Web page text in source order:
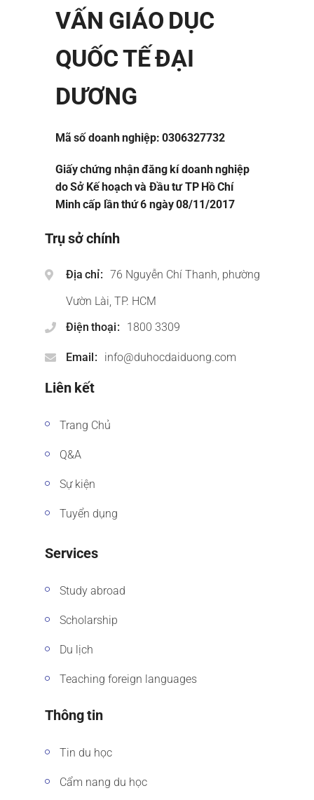
VẤN GIÁO DỤC
QUỐC TẾ ĐẠI
DƯƠNG
Mã số doanh nghiệp: 0306327732
Giấy chứng nhận đăng kí doanh nghiệp
do Sở Kế hoạch và Đầu tư TP Hồ Chí
Minh cấp lần thứ 6 ngày 08/11/2017
Trụ sở chính
Địa chỉ
76 Nguyễn Chí Thanh, phường
Vườn Lài, TP. HCM
Điện thoại
1800 3309
Email info@duhocdaiduong.com
Liên kết
Trang Chủ
Q&A
Sự kiện
Tuyển dụng
Services
Study abroad
Scholarship
Du lịch
Teaching foreign languages
Thông tin
Tin du học
Cẩm nang du học